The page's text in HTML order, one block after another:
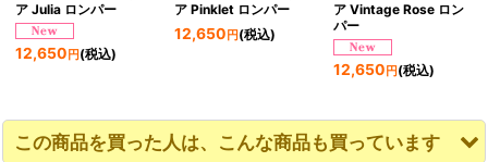
ア Julia ロンパー
12,650 円 (税込)
ア Pinklet ロンパー
12,650 円(税込)
ア Vintage Rose ロン
パー
12,650 円(税込)
この商品を買った人は、こんな商品も買っています